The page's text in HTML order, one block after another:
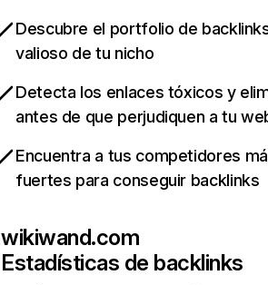
Descubre el portfolio de
valioso de tu nicho
Detecta los enlaces tóxicos y
antes de que perjudiquen a tu
Encuentra a tus competidores
fuertes para conseguir backlinks
wikiwand.com
Estadísticas de backlinks